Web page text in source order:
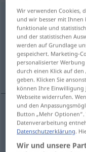
unfruchtbaradj
Übersicht aller
(Für mehr Details die
kısır, verimsiz
kısır unfruchtbar
verimsiz
Wir verwenden Cookies,
und wir besser mit Ihnen
funktionale und
und der statistischen
werden auf Grundlage
gespeichert. Marketing-
personalisierter
durch einen Klick auf
geben. Klicken Sie
können Ihre Einwilligung
Webseite widerrufen.
und den
Button „Mehr
Datenverarbeitung
Datenschutzerklärung.
Wir und unsere